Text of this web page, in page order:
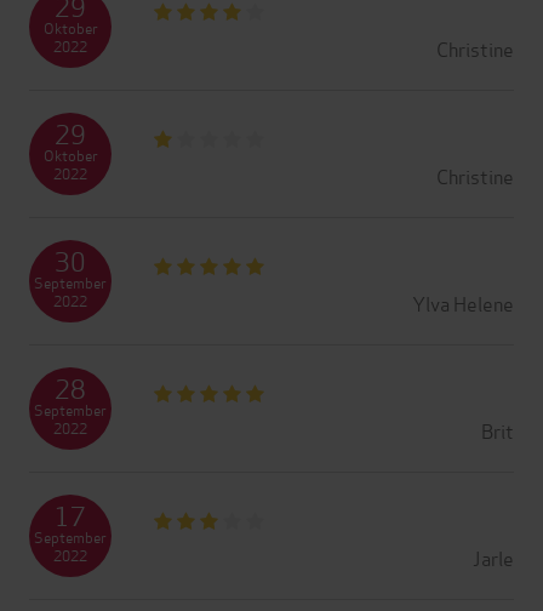
Christine
Oktober
2022
Christine
29
Oktober
2022
Ylva Helene
30
September
2022
Brit
28
September
2022
Jarle
17
September
2022